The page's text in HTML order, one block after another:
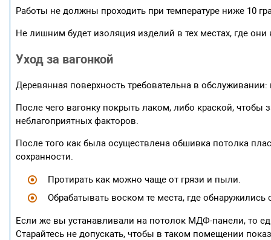
Работы не должны проходить при температуре ниже 10
Не лишним будет изоляция изделий в тех местах, где они
Уход за вагонкой
Деревянная поверхность требовательна в
После чего вагонку покрыть лаком, либо краской, чтобы
неблагоприятных факторов.
После того как была осуществлена обшивка потолка
сохранности.
Протирать как можно чаще от грязи и пыли.
Обрабатывать воском те места, где
Если же вы устанавливали на потолок МДФ-панели, то
Старайтесь не допускать, чтобы в таком помещении